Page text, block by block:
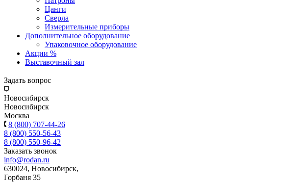
Цанги
Сверла
Измерительные приборы
Дополнительное оборудование
Упаковочное оборудование
Акции %
Выставочный зал
Задать вопрос
Новосибирск
Новосибирск
Москва
8 (800) 707-44-26
8 (800) 550-56-43
8 (800) 550-96-42
Заказать звонок
info@rodan.ru
630024, Новосибирск,
Горбаня 35